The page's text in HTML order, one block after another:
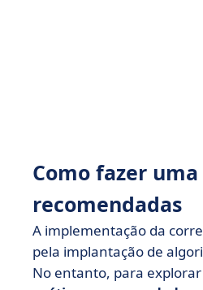
Como fazer
recomendadas
A implementação da
pela implantação de
No entanto, para